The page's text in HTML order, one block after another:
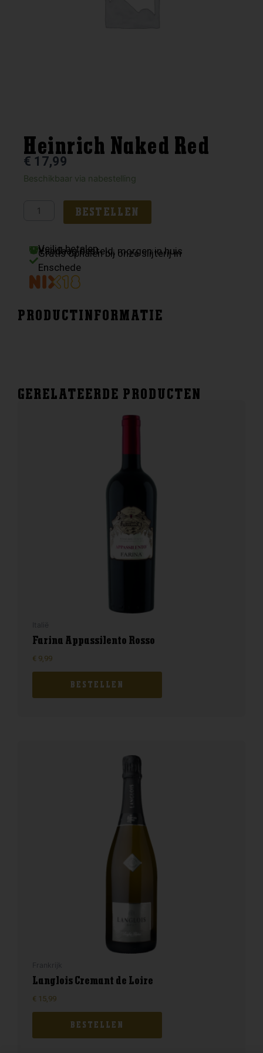
Heinrich Naked Red
€ 17,99
Beschikbaar via nabestelling
Heinrich
Red
BESTELLEN
Veilig betalen
Vandaag besteld, morgen in huis
Gratis ophalen bij onze slijterij in
Enschede
PRODUCTINFORMATIE
GERELATEERDE PRODUCTEN
Farina Appassilento Rosso
€ 9,99
BESTELLEN
Langlois Cremant de Loire
€ 15,99
BESTELLEN